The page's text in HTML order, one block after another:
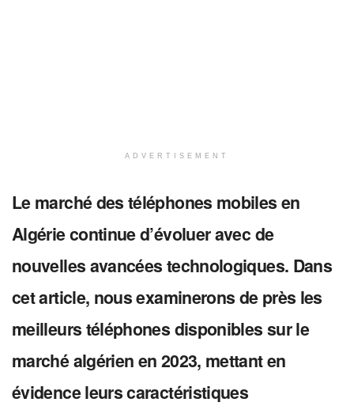
ADVERTISEMENT
Le marché des téléphones mobiles en
Algérie continue d’évoluer avec de
nouvelles avancées technologiques. Dans
cet article, nous examinerons de près les
meilleurs téléphones disponibles sur le
marché algérien en 2023, mettant en
évidence leurs caractéristiques